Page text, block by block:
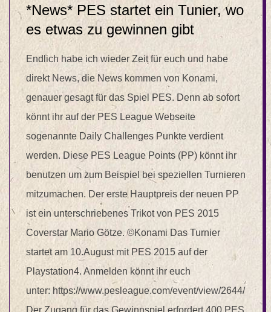
*News* PES startet ein Tunier, wo
es etwas zu gewinnen gibt
Endlich habe ich wieder Zeit für euch und habe
direkt News, die News kommen von Konami,
genauer gesagt für das Spiel PES. Denn ab sofort
könnt ihr auf der PES League Webseite
sogenannte Daily Challenges Punkte verdient
werden. Diese PES League Points (PP) könnt ihr
benutzen um zum Beispiel bei speziellen Turnieren
mitzumachen. Der erste Hauptpreis der neuen PP
ist ein unterschriebenes Trikot von PES 2015
Coverstar Mario Götze. ©Konami Das Turnier
startet am 10.August mit PES 2015 auf der
Playstation4. Anmelden könnt ihr euch
unter: https://www.pesleague.com/event/view/2644/